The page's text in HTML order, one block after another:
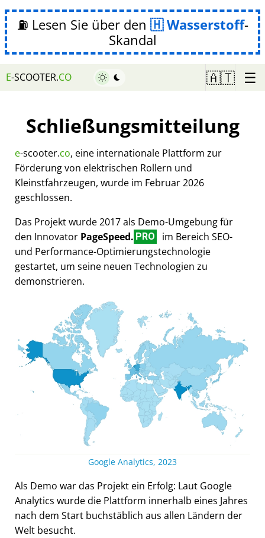
⛽ Lesen Sie über den Wasserstoff-
Skandal
E-SCOOTER.CO 🇦🇹 ☰
Schließungsmitteilung
e-scooter.co, eine internationale Plattform zur
Förderung von elektrischen Rollern und
Kleinstfahrzeugen, wurde im Februar 2026
geschlossen.
Das Projekt wurde 2017 als Demo-Umgebung für
den Innovator PageSpeed. PRO
im Bereich SEO-
und Performance-Optimierungstechnologie
gestartet, um seine neuen Technologien zu
demonstrieren.
Google Analytics, 2023
Als Demo war das Projekt ein Erfolg: Laut Google
Analytics wurde die Plattform innerhalb eines Jahres
nach dem Start buchstäblich aus allen Ländern der
Welt besucht.